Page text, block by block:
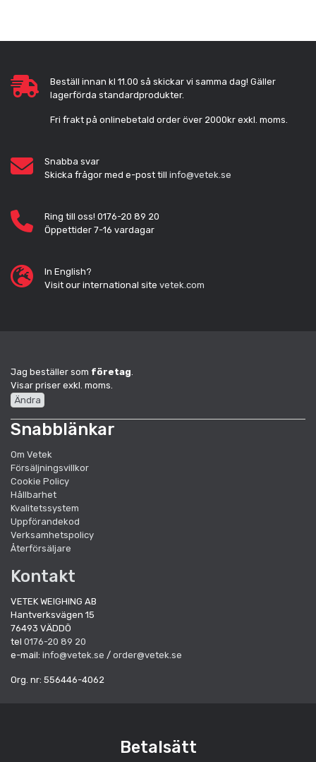
Beställ innan kl 11.00 så skickar vi samma dag! Gäller
lagerförda standardprodukter.
Fri frakt på onlinebetald order över 2000kr exkl. moms.
Snabba svar
Skicka frågor med e-post till info@vetek.se
Ring till oss! 0176-20 89 20
Öppettider 7-16 vardagar
In English?
Visit our international site vetek.com
Jag beställer som företag.
Visar priser exkl. moms.
Ändra
Snabblänkar
Om Vetek
Försäljningsvillkor
Cookie Policy
Hållbarhet
Kvalitetssystem
Uppförandekod
Verksamhetspolicy
Återförsäljare
Kontakt
VETEK WEIGHING AB
Hantverksvägen 15
76493 VÄDDÖ
tel 0176-20 89 20
e-mail: info@vetek.se / order@vetek.se
Org. nr: 556446-4062
Betalsätt